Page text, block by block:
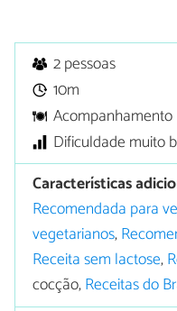
2 pessoas
10m
Acompanhamento
Dificuldade muito
Características
Recomendada para
vegetarianos,
Receita sem lactose,
cocção,Receitas do